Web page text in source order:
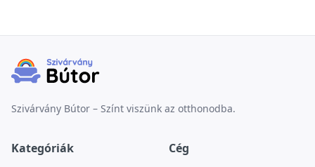
Szivárvány Bútor – Színt viszünk az otthonodba.
Kategóriák Cég